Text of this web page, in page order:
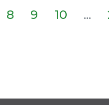
8 9 10 ...